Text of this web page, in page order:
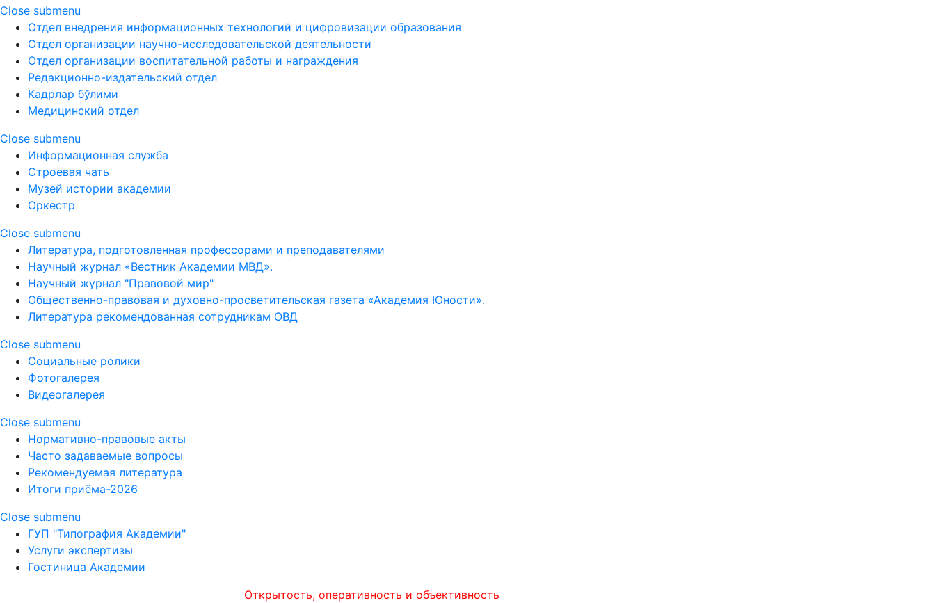
Close submenu
Отдел внедрения информационных технологий и цифровизации образования
Отдел организации научно-исследовательской деятельности
Отдел организации воспитательной работы и награждения
Редакционно-издательский отдел
Кадрлар бўлими
Медицинский отдел
Close submenu
Информационная служба
Строевая чать
Музей истории академии
Оркестр
Close submenu
Литература, подготовленная профессорами и преподавателями
Научный журнал «Вестник Академии МВД».
Научный журнал "Правовой мир"
Общественно-правовая и духовно-просветительская газета «Академия Юности».
Литература рекомендованная сотрудникам ОВД
Close submenu
Социальные ролики
Фотогалерея
Видеогалерея
Close submenu
Нормативно-правовые акты
Часто задаваемые вопросы
Рекомендуемая литература
Итоги приёма-2026
Close submenu
ГУП "Типография Академии"
Услуги экспертизы
Гостиница Академии
Открытость, оперативность и объективность